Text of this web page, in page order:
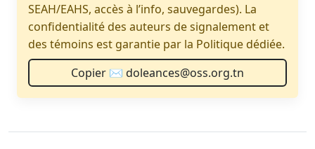
SEAH/EAHS, accès à l’info, sauvegardes). La
confidentialité des auteurs de signalement et
des témoins est garantie par la Politique dédiée.
Copier ✉️ doleances@oss.org.tn